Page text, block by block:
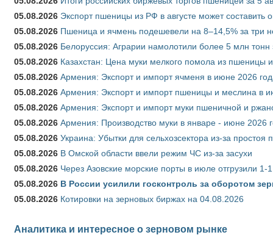
05.08.2026 Экспорт пшеницы из РФ в августе может составить
05.08.2026 Пшеница и ячмень подешевели на 8–14,5% за три
05.08.2026 Белоруссия: Аграрии намолотили более 5 млн тонн
05.08.2026 Казахстан: Цена муки мелкого помола из пшеницы
05.08.2026 Армения: Экспорт и импорт ячменя в июне 2026
05.08.2026 Армения: Экспорт и импорт пшеницы и меслина в
05.08.2026 Армения: Экспорт и импорт муки пшеничной и
05.08.2026 Армения: Производство муки в январе - июне 2026
05.08.2026 Украина: Убытки для сельхозсектора из-за простоя
05.08.2026 В Омской области ввели режим ЧС из-за засухи
05.08.2026 Через Азовские морские порты в июле отгрузили
05.08.2026 В России усилили госконтроль за оборотом
05.08.2026 Котировки на зерновых биржах на 04.08.2026
Аналитика и интересное о зерновом рынке